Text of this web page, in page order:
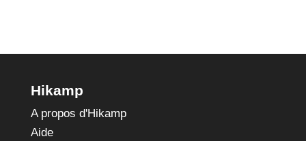
Hikamp
A propos d'Hikamp
Aide